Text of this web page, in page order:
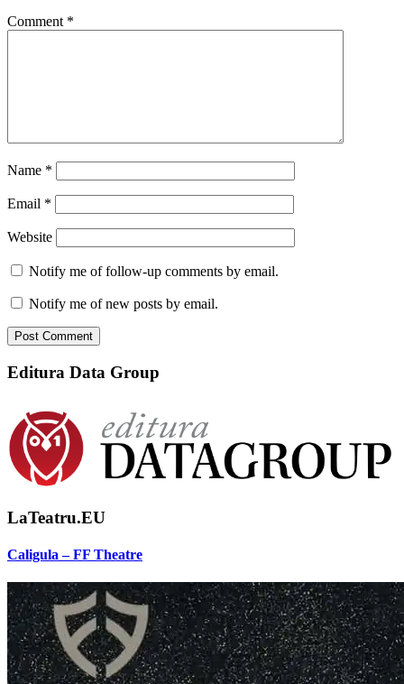
Comment *
Name *
Email *
Website
Notify me of follow-up comments by email.
Notify me of new posts by email.
Editura Data Group
LaTeatru.EU
Caligula – FF Theatre